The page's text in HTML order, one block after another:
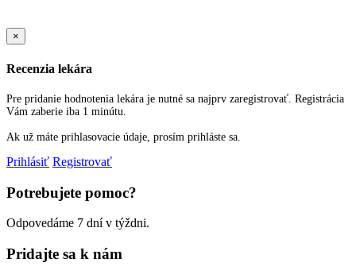
×
Recenzia lekára
Pre pridanie hodnotenia lekára je nutné sa najprv zaregistrovať. Registrácia
Vám zaberie iba 1 minútu.
Ak už máte prihlasovacie údaje, prosím prihláste sa.
Prihlásiť Registrovať
Potrebujete pomoc?
Odpovedáme 7 dní v týždni.
Pridajte sa k nám